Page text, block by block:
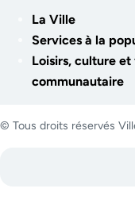
La Ville
Services à la
Loisirs, culture et
communautaire
© Tous droits réservés